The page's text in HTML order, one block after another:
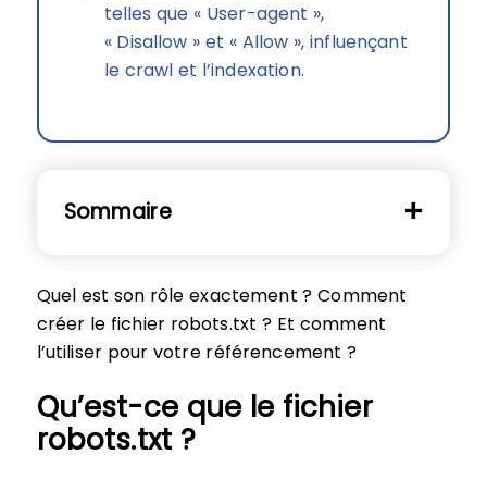
telles que « User-agent »,
« Disallow » et « Allow », influençant
le crawl et l’indexation.
Sommaire
Quel est son rôle exactement ? Comment
créer le fichier robots.txt ? Et comment
l’utiliser pour votre référencement ?
Qu’est-ce que le fichier
robots.txt ?